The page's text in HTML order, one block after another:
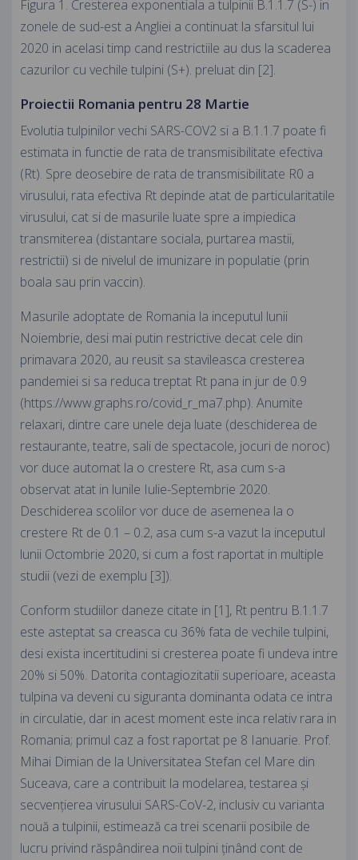
Figura 1. Cresterea exponentiala a tulpinii B.1.1.7 (S-) in
zonele de sud-est a Angliei a continuat la sfarsitul lui
2020 in acelasi timp cand restrictiile au dus la scaderea
cazurilor cu vechile tulpini (S+). preluat din [2].
Proiectii Romania pentru 28 Martie
Evolutia tulpinilor vechi SARS-COV2 si a B.1.1.7 poate fi
estimata in functie de rata de transmisibilitate efectiva
(Rt). Spre deosebire de rata de transmisibilitate R0 a
virusului, rata efectiva Rt depinde atat de particularitatile
virusului, cat si de masurile luate spre a impiedica
transmiterea (distantare sociala, purtarea mastii,
restrictii) si de nivelul de imunizare in populatie (prin
boala sau prin vaccin).
Masurile adoptate de Romania la inceputul lunii
Noiembrie, desi mai putin restrictive decat cele din
primavara 2020, au reusit sa stavileasca cresterea
pandemiei si sa reduca treptat Rt pana in jur de 0.9
(https://www.graphs.ro/covid_r_ma7.php). Anumite
relaxari, dintre care unele deja luate (deschiderea de
restaurante, teatre, sali de spectacole, jocuri de noroc)
vor duce automat la o crestere Rt, asa cum s-a
observat atat in lunile Iulie-Septembrie 2020.
Deschiderea scolilor vor duce de asemenea la o
crestere Rt de 0.1 – 0.2, asa cum s-a vazut la inceputul
lunii Octombrie 2020, si cum a fost raportat in multiple
studii (vezi de exemplu [3]).
Conform studiilor daneze citate in [1], Rt pentru B.1.1.7
este asteptat sa creasca cu 36% fata de vechile tulpini,
desi exista incertitudini si cresterea poate fi undeva intre
20% si 50%. Datorita contagiozitatii superioare, aceasta
tulpina va deveni cu siguranta dominanta odata ce intra
in circulatie, dar in acest moment este inca relativ rara in
Romania; primul caz a fost raportat pe 8 Ianuarie. Prof.
Mihai Dimian de la Universitatea Stefan cel Mare din
Suceava, care a contribuit la modelarea, testarea și
secvențierea virusului SARS-CoV-2, inclusiv cu varianta
nouă a tulpinii, estimează ca trei scenarii posibile de
lucru privind răspândirea noii tulpini ținând cont de